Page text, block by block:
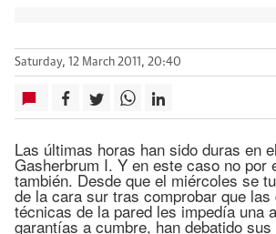
Saturday, 12 March 2011, 20:40
Las últimas horas han sido duras en
Gasherbrum I. Y en este caso no por
también. Desde que el miércoles se
de la cara sur tras comprobar que las
técnicas de la pared les impedía una
garantías a cumbre, han debatido